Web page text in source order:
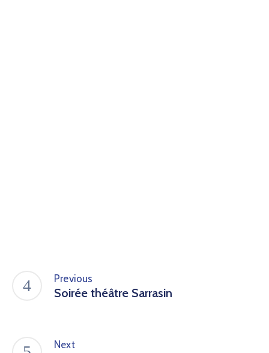
Previous
Soirée théâtre Sarrasin
Next